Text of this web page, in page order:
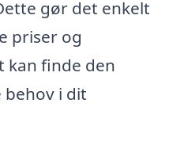
gør det enkelt
priser og
kan finde den
i dit